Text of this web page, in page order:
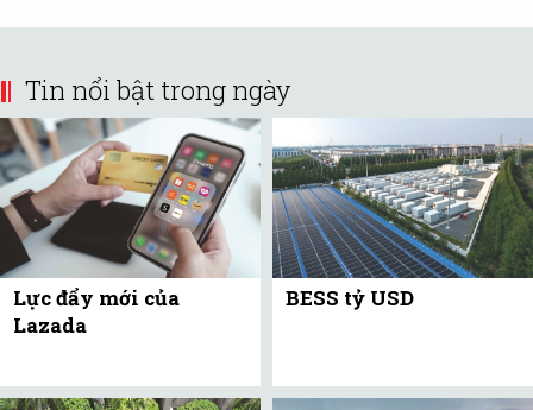
Tin nổi bật trong ngày
Lực đẩy mới của
Lazada
BESS tỷ USD